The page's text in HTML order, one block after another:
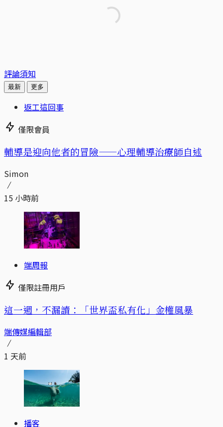
評論須知
最新 更多
返工這回事
僅限會員
輔導是迎向他者的冒險——心理輔導治療師自述
Simon
15 小時前
端周報
僅限註冊用戶
這一週，不漏讀：「世界盃私有化」金權風暴
端傳媒編輯部
1 天前
播客